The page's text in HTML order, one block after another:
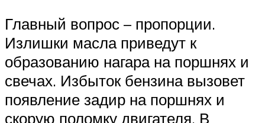
Главный вопрос – пропорции.
Излишки масла приведут к
образованию нагара на поршнях и
свечах. Избыток бензина вызовет
появление задир на поршнях и
скорую поломку двигателя. В